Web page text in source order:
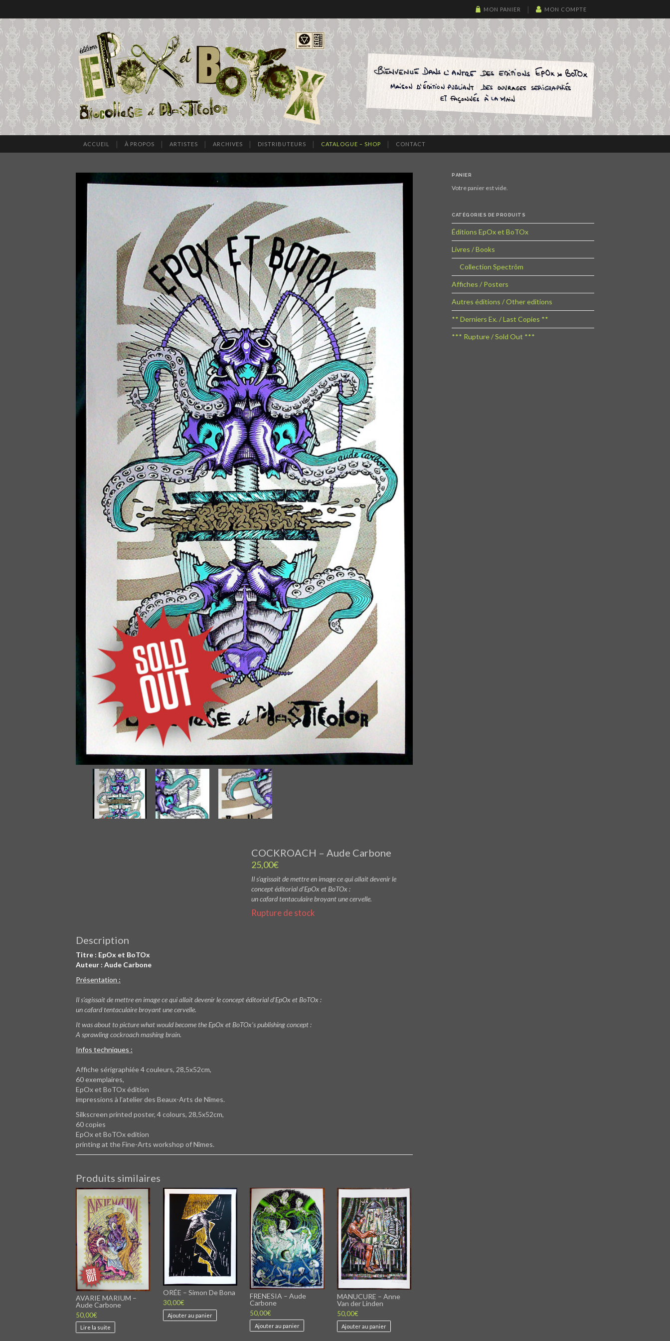
MON COMPTE
MON PANIER
ACCUEIL À PROPOS ARTISTES ARCHIVES DISTRIBUTEURS CATALOGUE – SHOP CONTACT
COCKROACH – Aude Carbone
25,00€
Il s’agissait de mettre en image ce qui allait devenir le
concept éditorial d’EpOx et BoTOx :
un cafard tentaculaire broyant une cervelle.
Rupture de stock
Description
Titre : EpOx et BoTOx
Auteur : Aude Carbone
Présentation :
Il s’agissait de mettre en image ce qui allait devenir le concept éditorial d’EpOx et BoTOx :
un cafard tentaculaire broyant une cervelle.
It was about to picture what would become the EpOx et BoTOx’s publishing concept :
A sprawling cockroach mashing brain.
Infos techniques :
Affiche sérigraphiée 4 couleurs, 28,5x52cm,
60 exemplaires,
EpOx et BoTOx édition
impressions à l’atelier des Beaux-Arts de Nîmes.
Silkscreen printed poster, 4 colours, 28,5x52cm,
60 copies
EpOx et BoTOx edition
printing at the Fine-Arts workshop of Nîmes.
Produits similaires
AVARIE MARIUM –
Aude Carbone
50,00€
Lire la suite
ORÉE – Simon De Bona
30,00€
Ajouter au panier
FRENESIA – Aude
Carbone
50,00€
Ajouter au panier
MANUCURE – Anne
Van der Linden
50,00€
Ajouter au panier
PANIER
Votre panier est vide.
CATÉGORIES DE PRODUITS
Éditions EpOx et BoTOx
Livres / Books
Collection Spectrôm
Affiches / Posters
Autres éditions / Other editions
** Derniers Ex. / Last Copies **
*** Rupture / Sold Out ***